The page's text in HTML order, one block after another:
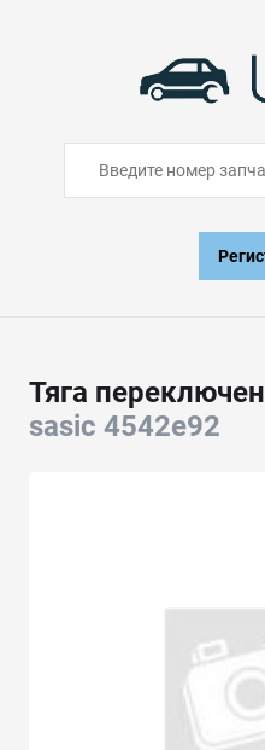
Тяга
sasic 4542e92